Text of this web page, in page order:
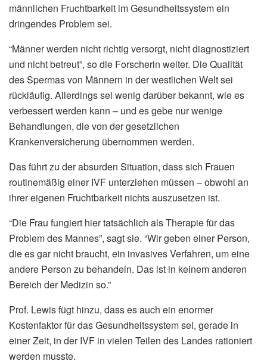
männlichen Fruchtbarkeit im Gesundheitssystem ein
dringendes Problem sei.
“Männer werden nicht richtig versorgt, nicht diagnostiziert
und nicht betreut”, so die Forscherin weiter. Die Qualität
des Spermas von Männern in der westlichen Welt sei
rückläufig. Allerdings sei wenig darüber bekannt, wie es
verbessert werden kann – und es gebe nur wenige
Behandlungen, die von der gesetzlichen
Krankenversicherung übernommen werden.
Das führt zu der absurden Situation, dass sich Frauen
routinemäßig einer IVF unterziehen müssen – obwohl an
ihrer eigenen Fruchtbarkeit nichts auszusetzen ist.
“Die Frau fungiert hier tatsächlich als Therapie für das
Problem des Mannes”, sagt sie. “Wir geben einer Person,
die es gar nicht braucht, ein invasives Verfahren, um eine
andere Person zu behandeln. Das ist in keinem anderen
Bereich der Medizin so.”
Prof. Lewis fügt hinzu, dass es auch ein enormer
Kostenfaktor für das Gesundheitssystem sei, gerade in
einer Zeit, in der IVF in vielen Teilen des Landes rationiert
werden musste.